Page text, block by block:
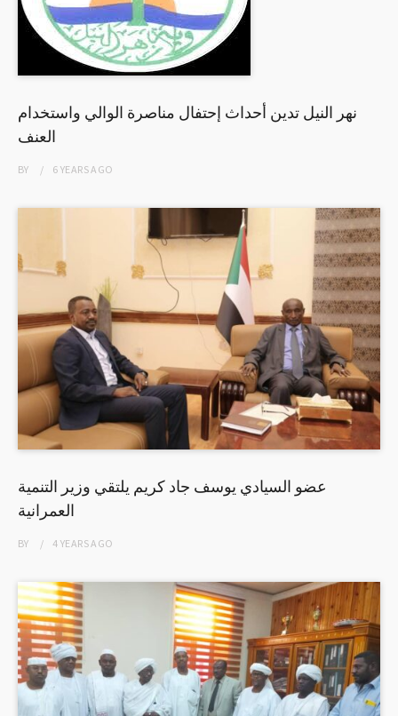
نهر النيل تدين أحداث إحتفال مناصرة الوالي واستخدام
العنف
BY 6 YEARSAGO
عضو السيادي يوسف جاد كريم يلتقي وزير التنمية
العمرانية
BY 4 YEARSAGO